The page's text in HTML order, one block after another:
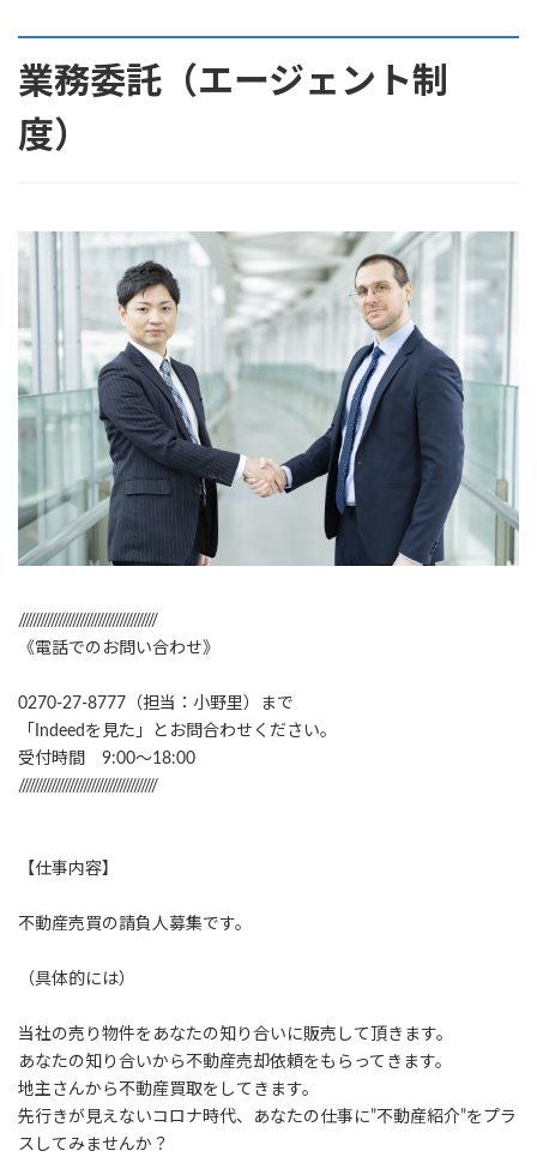
業務委託（エージェント制
度）
//////////////////////////////////////
《電話でのお問い合わせ》
0270-27-8777（担当：小野里）まで
「Indeedを見た」とお問合わせください。
受付時間 9:00～18:00
//////////////////////////////////////
【仕事内容】
不動産売買の請負人募集です。
（具体的には）
当社の売り物件をあなたの知り合いに販売して頂きます。
あなたの知り合いから不動産売却依頼をもらってきます。
地主さんから不動産買取をしてきます。
先行きが見えないコロナ時代、あなたの仕事に”不動産紹介”をプラ
スしてみませんか？